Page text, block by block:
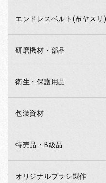
エンドレスベルト(布ヤスリ)
研磨機材・部品
衛生・保護用品
包装資材
特売品・B級品
オリジナルブラシ製作